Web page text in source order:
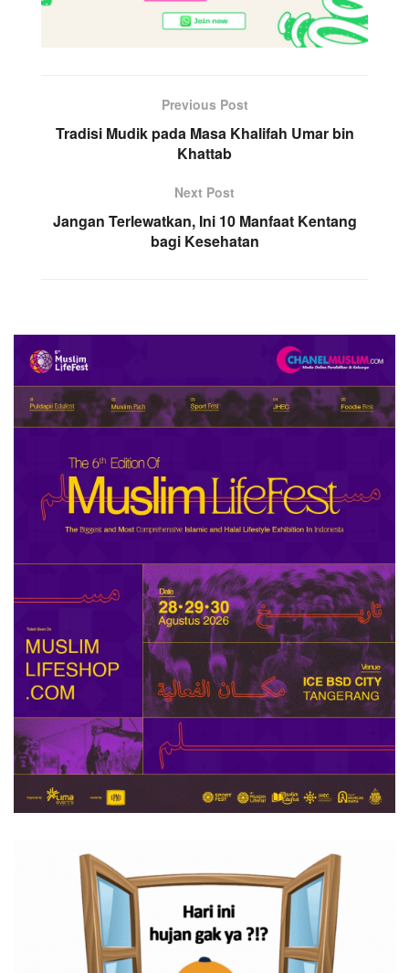
Previous Post
Tradisi Mudik pada Masa Khalifah Umar bin
Khattab
Next Post
Jangan Terlewatkan, Ini 10 Manfaat Kentang
bagi Kesehatan